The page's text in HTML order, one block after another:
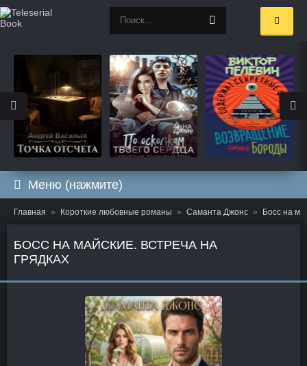
Меню (нажмите)
Главная Короткие любовные романы Саманта Джонс Босс на
БОСС НА МАЙСКИЕ. ВСТРЕЧА НА
ГРЯДКАХ